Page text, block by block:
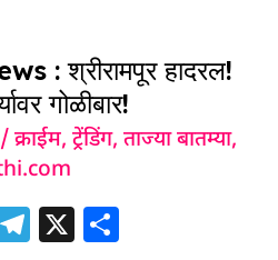
: श्रीरामपूर हादरल!
गोळीबार!
/क्राईम,ट्रेंडिंग,ताज्या बातम्या,
T X